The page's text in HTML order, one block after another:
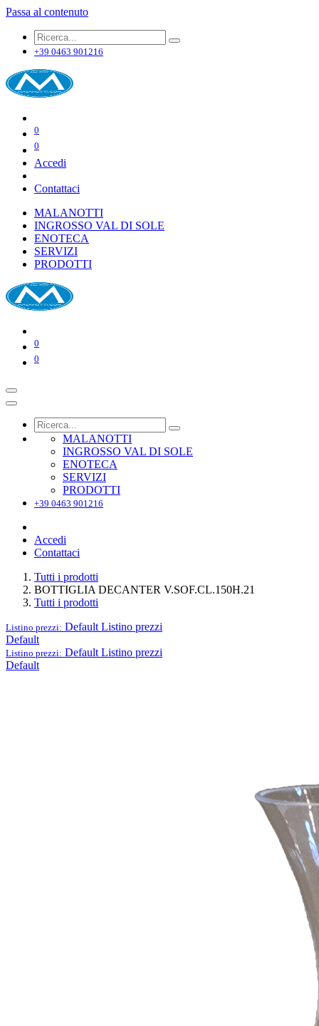
Passa al contenuto
+39 0463 901216
0
0
Accedi
Contattaci
MALANOTTI
INGROSSO VAL DI SOLE
ENOTECA
SERVIZI
PRODOTTI
0
0
MALANOTTI
INGROSSO VAL DI SOLE
ENOTECA
SERVIZI
PRODOTTI
+39 0463 901216
Accedi
Contattaci
Tutti i prodotti
BOTTIGLIA DECANTER V.SOF.CL.150H.21
Tutti i prodotti
Listino prezzi: Default Listino prezzi
Default
Listino prezzi: Default Listino prezzi
Default